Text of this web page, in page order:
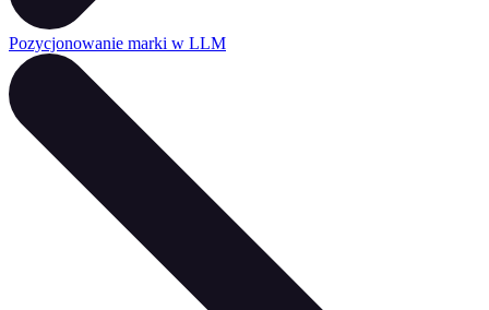
Pozycjonowanie marki w LLM